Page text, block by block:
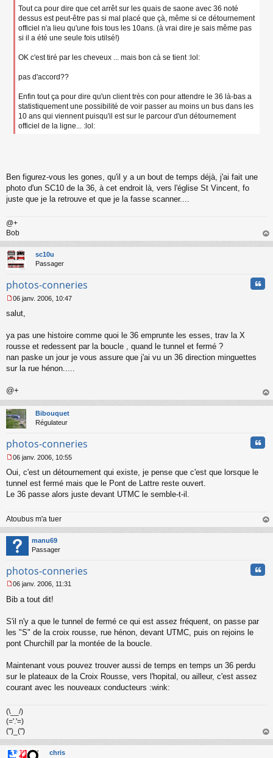
Tout ca pour dire que cet arrêt sur les quais de saone avec 36 noté
dessus est peut-être pas si mal placé que çà, même si ce détournement
officiel n'a lieu qu'une fois tous les 10ans. (à vrai dire je sais même pas
si il a été une seule fois utilsé!)
OK c'est tiré par les cheveux ... mais bon cà se tient :lol:
pas d'accord??
Enfin tout ça pour dire qu'un client très con pour attendre le 36 là-bas a
statistiquement une possibilité de voir passer au moins un bus dans les
10 ans qui viennent puisqu'il est sur le parcour d'un détournement
officiel de la ligne... :lol:
Ben figurez-vous les gones, qu'il y a un bout de temps déjà, j'ai fait une
photo d'un SC10 de la 36, à cet endroit là, vers l'église St Vincent, fo
juste que je la retrouve et que je la fasse scanner....
@+
Bob
au
sc10u
Passager
photos-conneries
e
s
g
e
n
n
u
06 janv. 2006, 10:47
salut,
ya pas une histoire comme quoi le 36 emprunte les esses, trav la X
rousse et redessent par la boucle , quand le tunnel et fermé ?
nan paske un jour je vous assure que j'ai vu un 36 direction minguettes
sur la rue hénon.....
@+
au
Bibouquet
Régulateur
photos-conneries
e
s
s
e
n
o
n
l
06 janv. 2006, 10:55
Oui, c'est un détournement qui existe, je pense que c'est que lorsque le
tunnel est fermé mais que le Pont de Lattre reste ouvert.
Le 36 passe alors juste devant UTMC le semble-t-il.
Atoubus m'a tuer
au
manu69
Passager
photos-conneries
e
s
g
e
o
u
06 janv. 2006, 11:31
Bib a tout dit!
S'il n'y a que le tunnel de fermé ce qui est assez fréquent, on passe par
les "S" de la croix rousse, rue hénon, devant UTMC, puis on rejoins le
pont Churchill par la montée de la boucle.
Maintenant vous pouvez trouver aussi de temps en temps un 36 perdu
sur le plateaux de la Croix Rousse, vers l'hopital, ou ailleur, c'est assez
courant avec les nouveaux conducteurs :wink:
(\__/)
(='.'=)
(")_(")
au
chris